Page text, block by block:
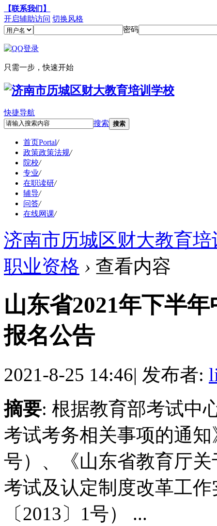
【联系我们】
开启辅助访问 切换风格
密码
只需一步，快速开始
快捷导航
搜索 搜索
首页Portal/
政策政策法规/
院校/
专业/
在职读研/
辅导/
问答/
在线网课/
济南市历城区财大教育培
职业资格 › 查看内容
山东省2021年下半
报名公告
2021-8-25 14:46| 发布者:
摘要: 根据教育部考试中
考试考务相关事项的通
号）、《山东省教育厅
考试及认定制度改革工
〔2013〕1号） ...